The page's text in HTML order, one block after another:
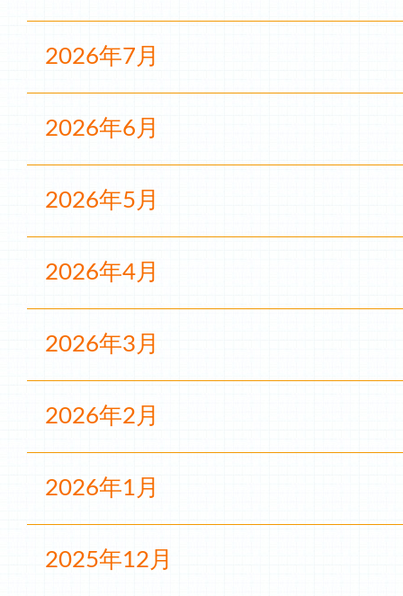
2026年7月
2026年6月
2026年5月
2026年4月
2026年3月
2026年2月
2026年1月
2025年12月